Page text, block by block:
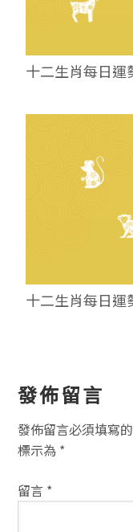
十二生肖每日運
十二生肖每日運
讀
者
互
動
方
發佈留言
發佈留言必須填寫
標示為 *
留言 *